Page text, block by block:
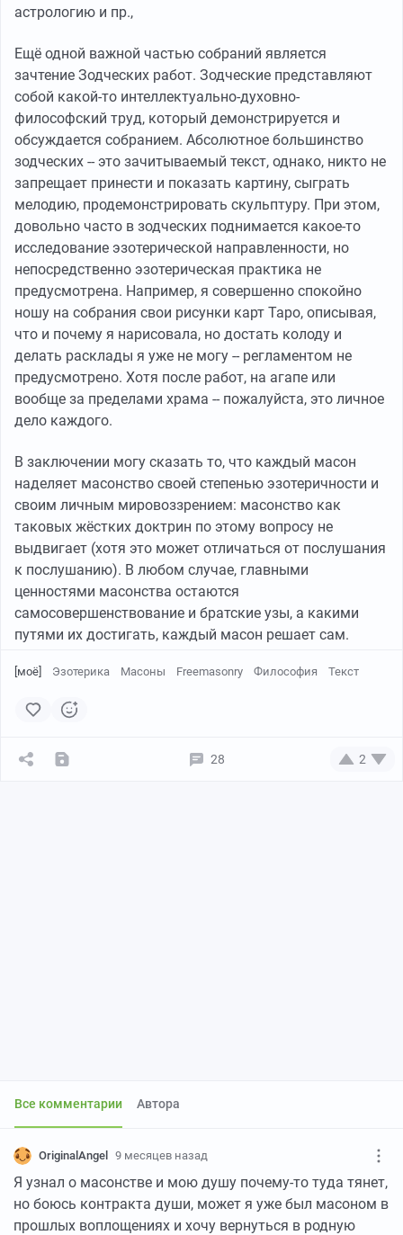
астрологию и пр.,
Ещё одной важной частью собраний является
зачтение Зодческих работ. Зодческие представляют
собой какой-то интеллектуально-духовно-
философский труд, который демонстрируется и
обсуждается собранием. Абсолютное большинство
зодческих -- это зачитываемый текст, однако, никто не
запрещает принести и показать картину, сыграть
мелодию, продемонстрировать скульптуру. При этом,
довольно часто в зодческих поднимается какое-то
исследование эзотерической направленности, но
непосредственно эзотерическая практика не
предусмотрена. Например, я совершенно спокойно
ношу на собрания свои рисунки карт Таро, описывая,
что и почему я нарисовала, но достать колоду и
делать расклады я уже не могу -- регламентом не
предусмотрено. Хотя после работ, на агапе или
вообще за пределами храма -- пожалуйста, это личное
дело каждого.
В заключении могу сказать то, что каждый масон
наделяет масонство своей степенью эзотеричности и
своим личным мировоззрением: масонство как
таковых жёстких доктрин по этому вопросу не
выдвигает (хотя это может отличаться от послушания
к послушанию). В любом случае, главными
ценностями масонства остаются
самосовершенствование и братские узы, а какими
путями их достигать, каждый масон решает сам.
[моё] Эзотерика Масоны Freemasonry Философия Текст
28 2
Все комментарии Автора
OriginalAngel 9 месяцев назад
Я узнал о масонстве и мою душу почему-то туда тянет,
но боюсь контракта души, может я уже был масоном в
прошлых воплощениях и хочу вернуться в родную